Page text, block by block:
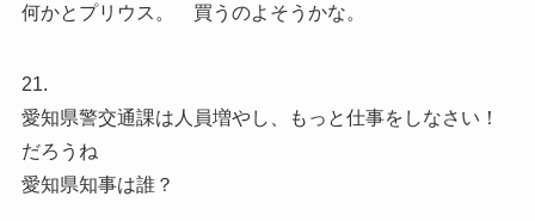
何かとプリウス。 買うのよそうかな。
21.
愛知県警交通課は人員増やし、もっと仕事をしなさい！
だろうね
愛知県知事は誰？